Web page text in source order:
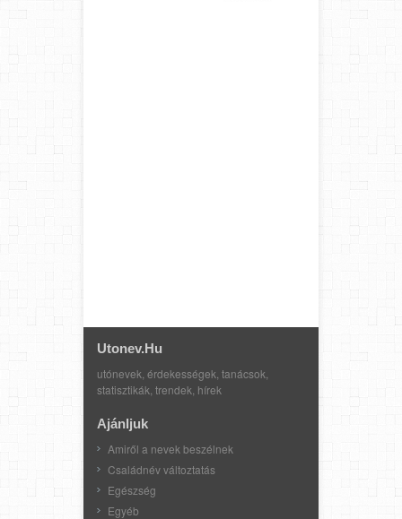
Utonev.hu
utónevek, érdekességek, tanácsok,
statisztikák, trendek, hírek
Ajánljuk
Amiről a nevek beszélnek
Családnév változtatás
Egészség
Egyéb